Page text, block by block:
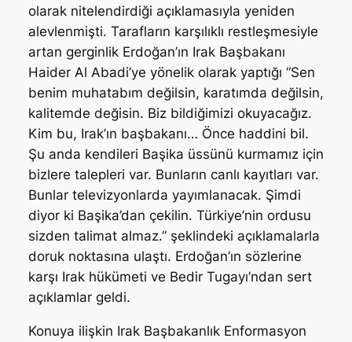
olarak nitelendirdiği açıklamasıyla yeniden
alevlenmişti. Tarafların karşılıklı restleşmesiyle
artan gerginlik Erdoğan’ın Irak Başbakanı
Haider Al Abadi’ye yönelik olarak yaptığı “Sen
benim muhatabım değilsin, karatımda değilsin,
kalitemde değisin. Biz bildiğimizi okuyacağız.
Kim bu, Irak’ın başbakanı… Önce haddini bil.
Şu anda kendileri Başika üssünü kurmamız için
bizlere talepleri var. Bunların canlı kayıtları var.
Bunlar televizyonlarda yayımlanacak. Şimdi
diyor ki Başika’dan çekilin. Türkiye’nin ordusu
sizden talimat almaz.” şeklindeki açıklamalarla
doruk noktasına ulaştı. Erdoğan’ın sözlerine
karşı Irak hükümeti ve Bedir Tugayı’ndan sert
açıklamlar geldi.
Konuya ilişkin Irak Başbakanlık Enformasyon